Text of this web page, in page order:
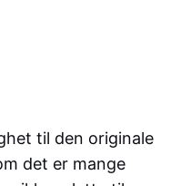
til den originale
det er mange